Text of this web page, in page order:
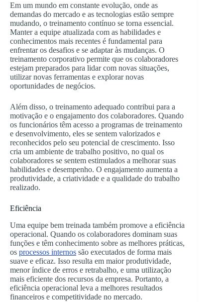
Em um mundo em constante evolução, onde as
demandas do mercado e as tecnologias estão sempre
mudando, o treinamento contínuo se torna essencial.
Manter a equipe atualizada com as habilidades e
conhecimentos mais recentes é fundamental para
enfrentar os desafios e se adaptar às mudanças. O
treinamento corporativo permite que os colaboradores
estejam preparados para lidar com novas situações,
utilizar novas ferramentas e explorar novas
oportunidades de negócios.
Além disso, o treinamento adequado contribui para a
motivação e o engajamento dos colaboradores. Quando
os funcionários têm acesso a programas de treinamento
e desenvolvimento, eles se sentem valorizados e
reconhecidos pelo seu potencial de crescimento. Isso
cria um ambiente de trabalho positivo, no qual os
colaboradores se sentem estimulados a melhorar suas
habilidades e desempenho. O engajamento aumenta a
produtividade, a criatividade e a qualidade do trabalho
realizado.
Eficiência
Uma equipe bem treinada também promove a eficiência
operacional. Quando os colaboradores dominam suas
funções e têm conhecimento sobre as melhores práticas,
os processos internos são executados de forma mais
suave e eficaz. Isso resulta em maior produtividade,
menor índice de erros e retrabalho, e uma utilização
mais eficiente dos recursos da empresa. Portanto, a
eficiência operacional leva a melhores resultados
financeiros e competitividade no mercado.